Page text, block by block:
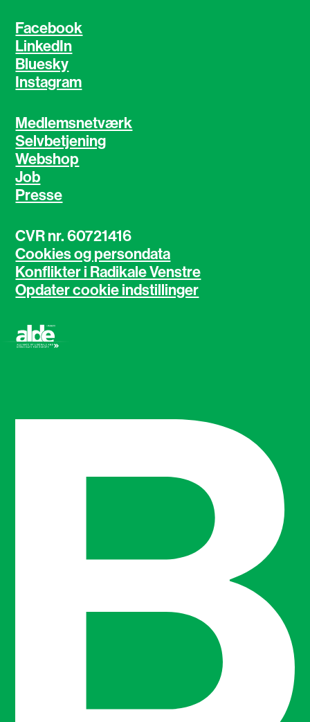
Facebook
LinkedIn
Bluesky
Instagram
Medlemsnetværk
Selvbetjening
Webshop
Job
Presse
CVR nr. 60721416
Cookies og persondata
Konflikter i Radikale Venstre
Opdater cookie indstillinger